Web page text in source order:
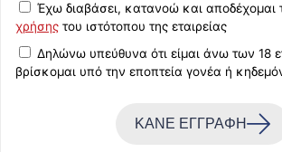
Έχω διαβάσει, κατανοώ και αποδέχομαι
χρήσης του ιστότοπου της εταιρείας
Δηλώνω υπεύθυνα ότι είμαι άνω των 18
βρίσκομαι υπό την εποπτεία γονέα ή
ΚΑΝΕ ΕΓΓΡΑΦΗ